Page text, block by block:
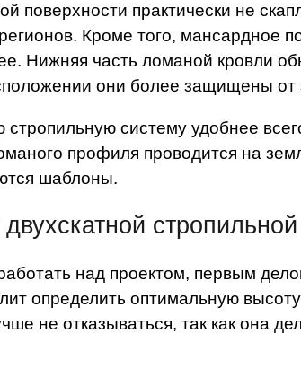
поверхности практически не
Кроме того, мансардное
Нижняя часть ломаной кровли
они более защищены от
систему удобнее
профиля проводится на
шаблоны.
двухскатной
над проектом, первым
определить оптимальную
не отказываться, так как она